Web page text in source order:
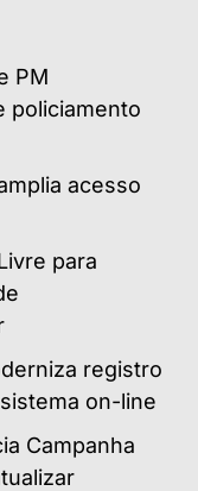
PM
policiamento
acesso
para
registro
on-line
Campanha